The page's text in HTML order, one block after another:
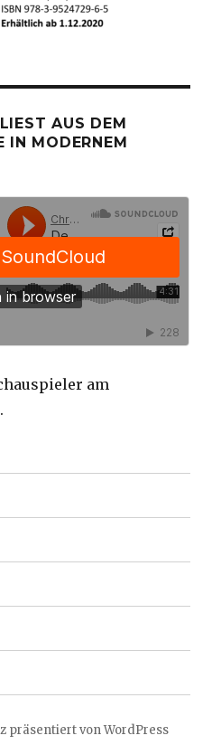
AUS DEM
IN MODERNEM
am
präsentiert von WordPress